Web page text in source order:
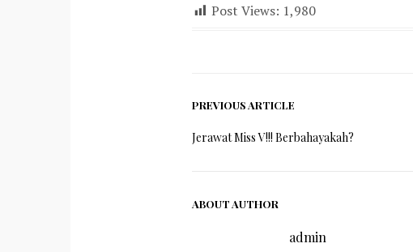
Post Views: 1,980
PREVIOUS ARTICLE
Jerawat Miss V!!! Berbahayakah?
ABOUT AUTHOR
admin